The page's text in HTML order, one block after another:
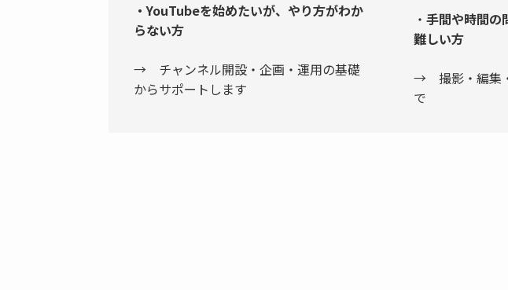
・YouTubeを始めたいが、やり方がわか
らない方
→ チャンネル開設・企画・運用の基礎
からサポートします
・ 手間や時間の
難しい方
→ 撮影・編集
で